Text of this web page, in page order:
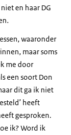
en haar DG
waaronder
maar soms
me door
een soort Don
dit ga ik niet
heeft
gesproken.
ik? Word ik